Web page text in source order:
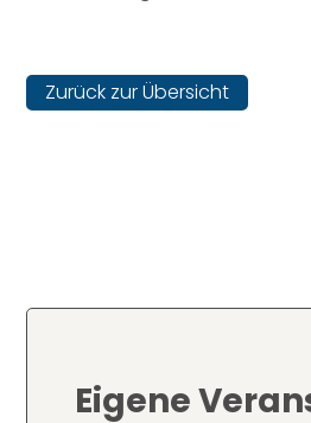
Zurück zur Übersicht
Eigene